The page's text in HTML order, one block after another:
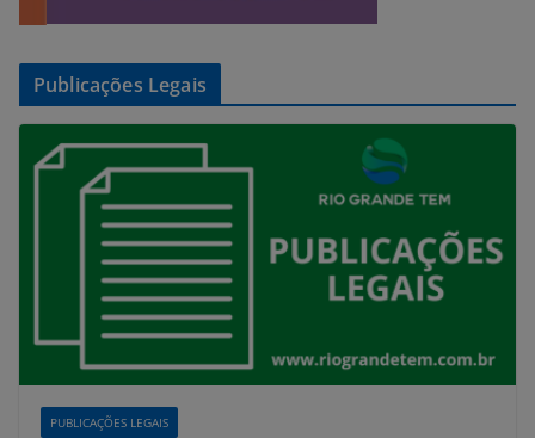
Publicações Legais
PUBLICAÇÕES LEGAIS